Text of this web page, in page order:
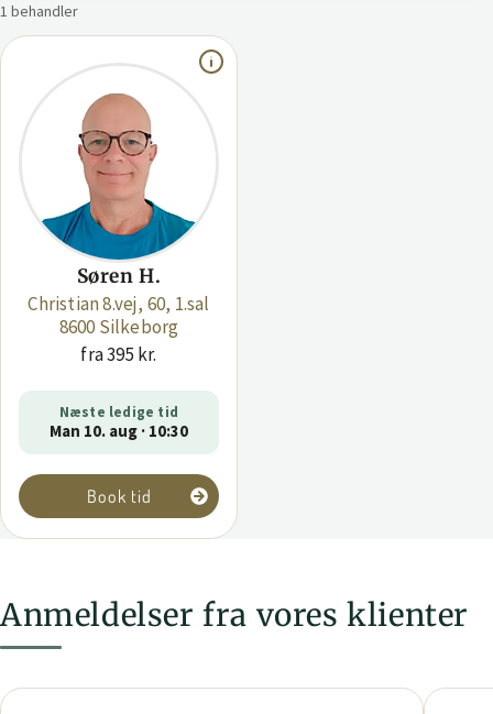
1 behandler
Søren H.
Christian 8.vej, 60, 1.sal
8600 Silkeborg
fra 395 kr.
Næste ledige tid
Man 10. aug · 10:30
Book tid
Anmeldelser fra vores klienter